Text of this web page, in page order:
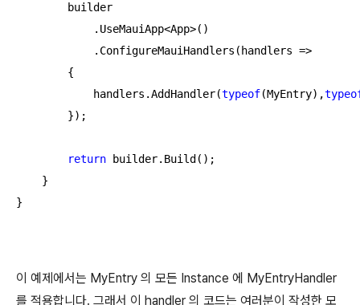
        builder
            .UseMauiApp<App>()
            .ConfigureMauiHandlers(handlers =>
        {
            handlers.AddHandler(
typeof(MyEntry),
        });
return builder.Build();
    }
}
이 예제에서는 MyEntry 의 모든 Instance 에 MyEntryHandler
를 적용합니다. 그래서 이 handler 의 코드는 여러분이 작성한 모